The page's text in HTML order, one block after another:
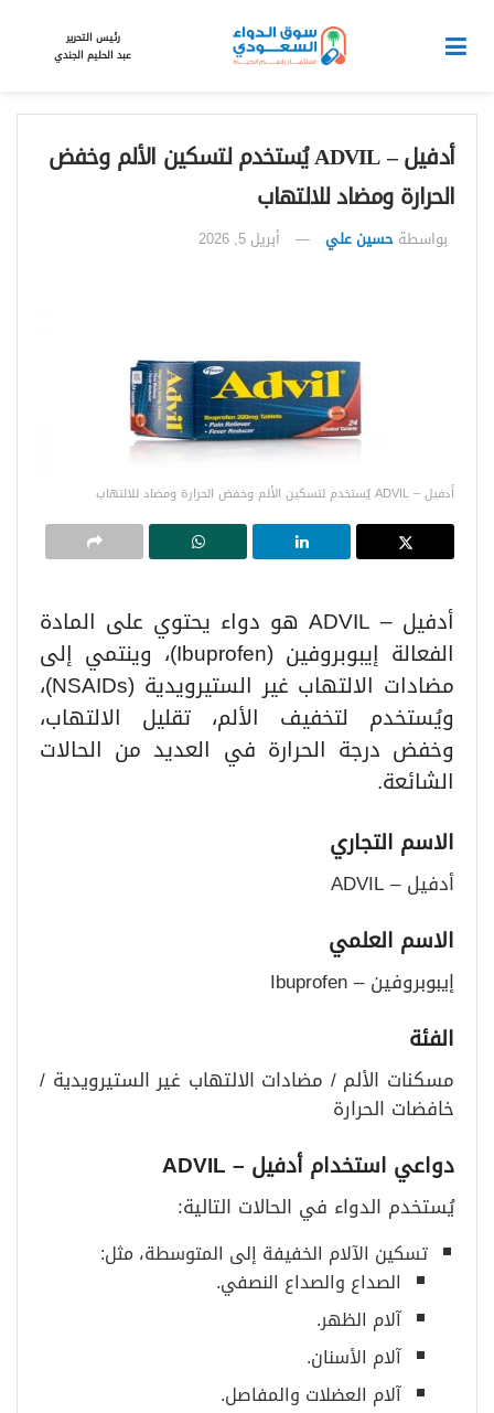
رئيس التحرير
عبد الحليم الجندي
أدفيل – ADVIL يُستخدم لتسكين الألم وخفض
الحرارة ومضاد للالتهاب
بواسطة حسين علي أبريل 5, 2026
أدفيل – ADVIL يُستخدم لتسكين الألم وخفض الحرارة ومضاد للالتهاب
أدفيل – ADVIL هو دواء يحتوي على المادة
الفعالة إيبوبروفين (Ibuprofen)، وينتمي إلى
مضادات الالتهاب غير الستيرويدية (NSAIDs)،
ويُستخدم لتخفيف الألم، تقليل الالتهاب،
وخفض درجة الحرارة في العديد من الحالات
الشائعة.
الاسم التجاري
أدفيل – ADVIL
الاسم العلمي
إيبوبروفين – Ibuprofen
الفئة
مسكنات الألم / مضادات الالتهاب غير الستيرويدية /
خافضات الحرارة
دواعي استخدام أدفيل – ADVIL
يُستخدم الدواء في الحالات التالية:
تسكين الآلام الخفيفة إلى المتوسطة، مثل:
الصداع والصداع النصفي.
آلام الظهر.
آلام الأسنان.
آلام العضلات والمفاصل.